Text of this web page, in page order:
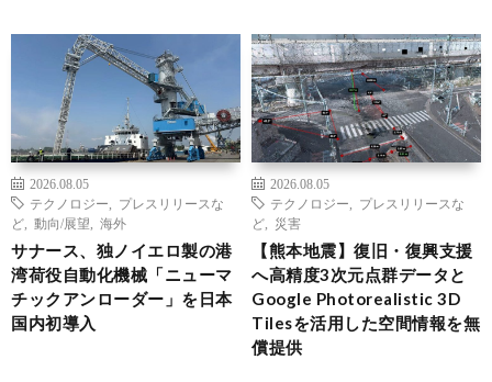
2026.08.05
テクノロジー
プレスリリースな
ど
動向/展望 海外
サナース、独ノイエロ製の港
湾荷役自動化機械「ニューマ
チックアンローダー」を日本
国内初導入
2026.08.05
テクノロジー
プレスリリースな
ど
災害
【熊本地震】復旧・復興支援
へ高精度3次元点群データと
Google Photorealistic 3D
Tilesを活用した空間情報を無
償提供